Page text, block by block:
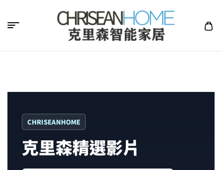
克
智
能
CHRISEANHOME
克里森精選影片